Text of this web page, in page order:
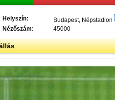
Helyszín:
Budapest, Népstadion
Nézőszám: 45000